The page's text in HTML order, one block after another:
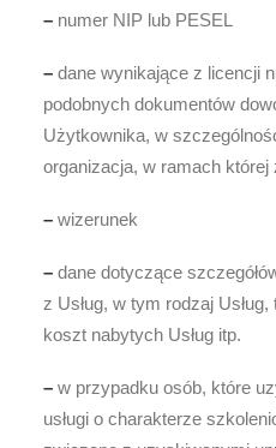
– numer NIP lub PESEL
– dane wynikające z licencji
podobnych dokumentów
Użytkownika, w
organizacja, w ramach której
– wizerunek
– dane dotyczące
z Usług, w tym rodzaj
koszt nabytych Usług itp.
– w przypadku osób, które
usługi o charakterze